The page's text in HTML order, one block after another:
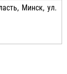
Минск, ул.